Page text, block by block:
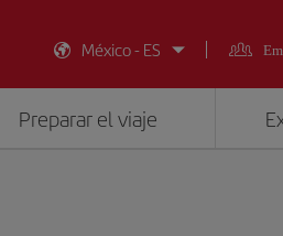
México - ES
Preparar el viaje